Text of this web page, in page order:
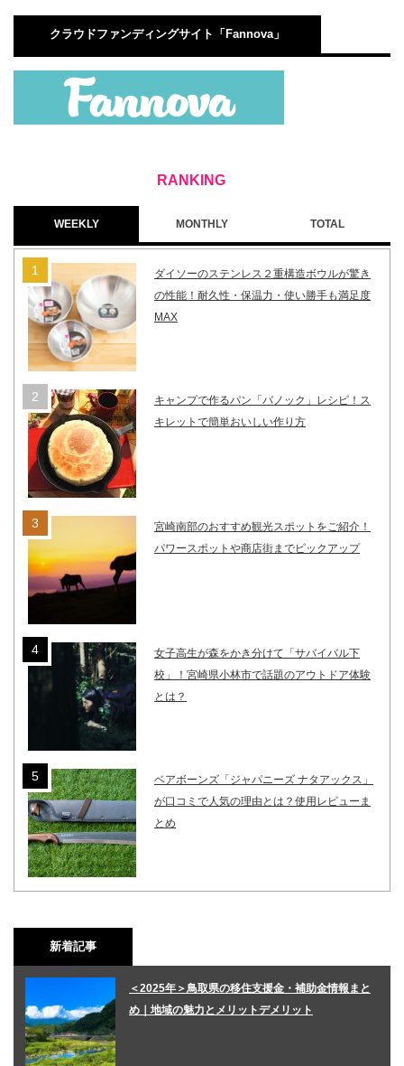
クラウドファンディングサイト「Fannova」
WEEKLY MONTHLY TOTAL
ダイソーのステンレス２重構造ボウルが驚き
の性能！耐久性・保温力・使い勝手も満足度
MAX
キャンプで作るパン「バノック」レシピ！ス
キレットで簡単おいしい作り方
宮崎南部のおすすめ観光スポットをご紹介！
パワースポットや商店街までピックアップ
女子高生が森をかき分けて「サバイバル下
校」！宮崎県小林市で話題のアウトドア体験
とは？
ベアボーンズ「ジャパニーズ ナタアックス」
が口コミで人気の理由とは？使用レビューま
とめ
新着記事
＜2025年＞鳥取県の移住支援金・補助金情報まと
め｜地域の魅力とメリットデメリット